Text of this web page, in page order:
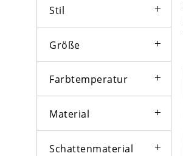
Stil
Größe
Farbtemperatur
Material
Schattenmaterial